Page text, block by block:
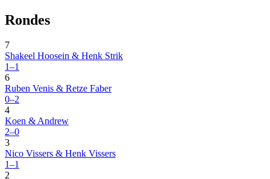
Rondes
7
Shakeel Hoosein & Henk Strik
1–1
6
Ruben Venis & Retze Faber
0–2
4
Koen & Andrew
2–0
3
Nico Vissers & Henk Vissers
1–1
2